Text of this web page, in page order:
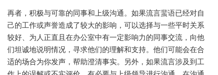
再者，积极与可靠的同事和上级沟通。如果流言蜚语已经对自
己的工作或声誉造成了较大的影响，可以选择与一些平时关系
较好、为人正直且在办公室中有一定影响力的同事交流，向他
们坦诚地说明情况，寻求他们的理解和支持。他们可能会在合
适的场合为你发声，帮助澄清事实。另外，如果流言涉及到工